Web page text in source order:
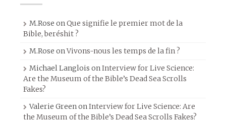
M.Rose onQue signifie le premier mot de la
Bible, beréshit ?
M.Rose onVivons-nous les temps de la fin ?
Michael Langlois onInterview for Live Science:
Are the Museum of the Bible’s Dead Sea Scrolls
Fakes?
Valerie GreenonInterview for Live Science: Are
the Museum of the Bible’s Dead Sea Scrolls Fakes?